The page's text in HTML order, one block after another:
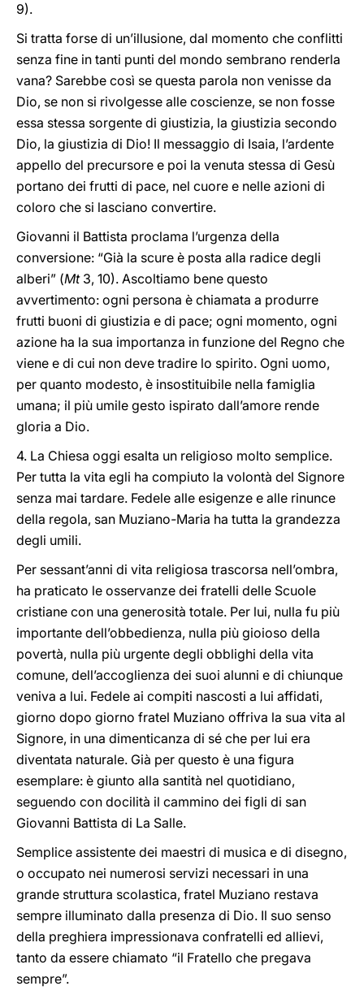
9).
Si tratta forse di un’illusione, dal momento che conflitti
senza fine in tanti punti del mondo sembrano renderla
vana? Sarebbe così se questa parola non venisse da
Dio, se non si rivolgesse alle coscienze, se non fosse
essa stessa sorgente di giustizia, la giustizia secondo
Dio, la giustizia di Dio! Il messaggio di Isaia, l’ardente
appello del precursore e poi la venuta stessa di Gesù
portano dei frutti di pace, nel cuore e nelle azioni di
coloro che si lasciano convertire.
Giovanni il Battista proclama l’urgenza della
conversione: “Già la scure è posta alla radice degli
alberi” (Mt3, 10). Ascoltiamo bene questo
avvertimento: ogni persona è chiamata a produrre
frutti buoni di giustizia e di pace; ogni momento, ogni
azione ha la sua importanza in funzione del Regno che
viene e di cui non deve tradire lo spirito. Ogni uomo,
per quanto modesto, è insostituibile nella famiglia
umana; il più umile gesto ispirato dall’amore rende
gloria a Dio.
4. La Chiesa oggi esalta un religioso molto semplice.
Per tutta la vita egli ha compiuto la volontà del Signore
senza mai tardare. Fedele alle esigenze e alle rinunce
della regola, san Muziano-Maria ha tutta la grandezza
degli umili.
Per sessant’anni di vita religiosa trascorsa nell’ombra,
ha praticato le osservanze dei fratelli delle Scuole
cristiane con una generosità totale. Per lui, nulla fu più
importante dell’obbedienza, nulla più gioioso della
povertà, nulla più urgente degli obblighi della vita
comune, dell’accoglienza dei suoi alunni e di chiunque
veniva a lui. Fedele ai compiti nascosti a lui affidati,
giorno dopo giorno fratel Muziano offriva la sua vita al
Signore, in una dimenticanza di sé che per lui era
diventata naturale. Già per questo è una figura
esemplare: è giunto alla santità nel quotidiano,
seguendo con docilità il cammino dei figli di san
Giovanni Battista di La Salle.
Semplice assistente dei maestri di musica e di disegno,
o occupato nei numerosi servizi necessari in una
grande struttura scolastica, fratel Muziano restava
sempre illuminato dalla presenza di Dio. Il suo senso
della preghiera impressionava confratelli ed allievi,
tanto da essere chiamato “il Fratello che pregava
sempre”.